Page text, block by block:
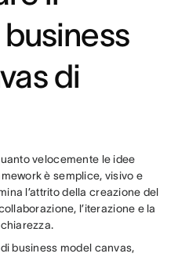
di
velocemente le idee
è semplice, visivo e
l’attrito della creazione del
l’iterazione e la
business model canvas,